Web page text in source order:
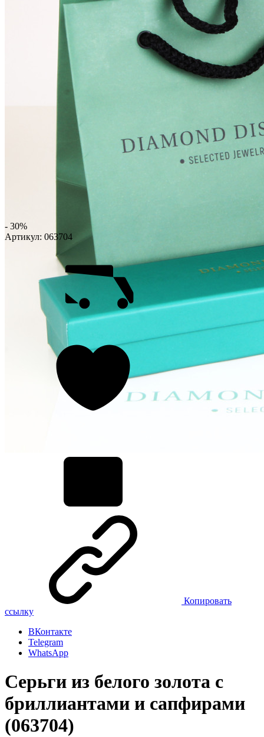
- 30%
Артикул: 063704
Копировать
ссылку
ВКонтакте
Telegram
WhatsApp
Серьги из белого золота с
бриллиантами и сапфирами
(063704)